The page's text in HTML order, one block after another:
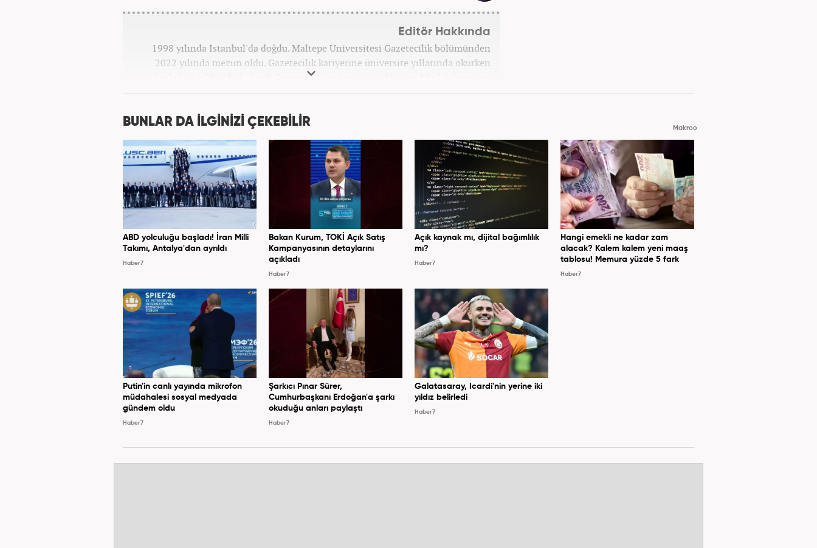
Editör Hakkında
1998 yılında İstanbul'da doğdu. Maltepe Üniversitesi Gazetecilik bölümünden
2022 yılında mezun oldu. Gazetecilik kariyerine üniversite yıllarında okurken
başladı. 4 yıldır aktif olarak Gazetecilik kariyerini sürdürüyor. Meslek hayatına
Kanal 7 Medya Grubu'na bağlı Haber7.com'da 'Editör' olarak devam ediyor.
BUNLAR DA İLGİNİZİ ÇEKEBİLİR Makroo
ABD yolculuğu başladı! İran Milli
Takımı, Antalya'dan ayrıldı
Haber7
Bakan Kurum, TOKİ Açık Satış
Kampanyasının detaylarını
açıkladı
Haber7
Açık kaynak mı, dijital bağımlılık
mı?
Haber7
Hangi emekli ne kadar zam
alacak? Kalem kalem yeni maaş
tablosu! Memura yüzde 5 fark
Haber7
Putin'in canlı yayında mikrofon
müdahalesi sosyal medyada
gündem oldu
Haber7
Şarkıcı Pınar Sürer,
Cumhurbaşkanı Erdoğan'a şarkı
okuduğu anları paylaştı
Haber7
Galatasaray, Icardi'nin yerine iki
yıldız belirledi
Haber7